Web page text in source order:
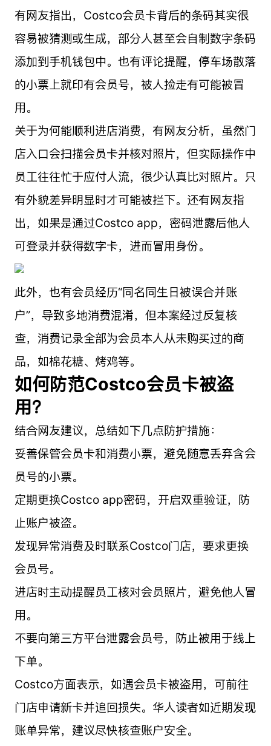
有网友指出，Costco会员卡背后的条码其实很
容易被猜测或生成，部分人甚至会自制数字条码
添加到手机钱包中。也有评论提醒，停车场散落
的小票上就印有会员号，被人捡走有可能被冒
用。
关于为何能顺利进店消费，有网友分析，虽然门
店入口会扫描会员卡并核对照片，但实际操作中
员工往往忙于应付人流，很少认真比对照片。只
有外貌差异明显时才可能被拦下。还有网友指
出，如果是通过Costco app，密码泄露后他人
可登录并获得数字卡，进而冒用身份。
此外，也有会员经历“同名同生日被误合并账
户”，导致多地消费混淆，但本案经过反复核
查，消费记录全部为会员本人从未购买过的商
品，如棉花糖、烤鸡等。
如何防范Costco会员卡被盗
用？
结合网友建议，总结如下几点防护措施：
妥善保管会员卡和消费小票，避免随意丢弃含会
员号的小票。
定期更换Costco app密码，开启双重验证，防
止账户被盗。
发现异常消费及时联系Costco门店，要求更换
会员号。
进店时主动提醒员工核对会员照片，避免他人冒
用。
不要向第三方平台泄露会员号，防止被用于线上
下单。
Costco方面表示，如遇会员卡被盗用，可前往
门店申请新卡并追回损失。华人读者如近期发现
账单异常，建议尽快核查账户安全。